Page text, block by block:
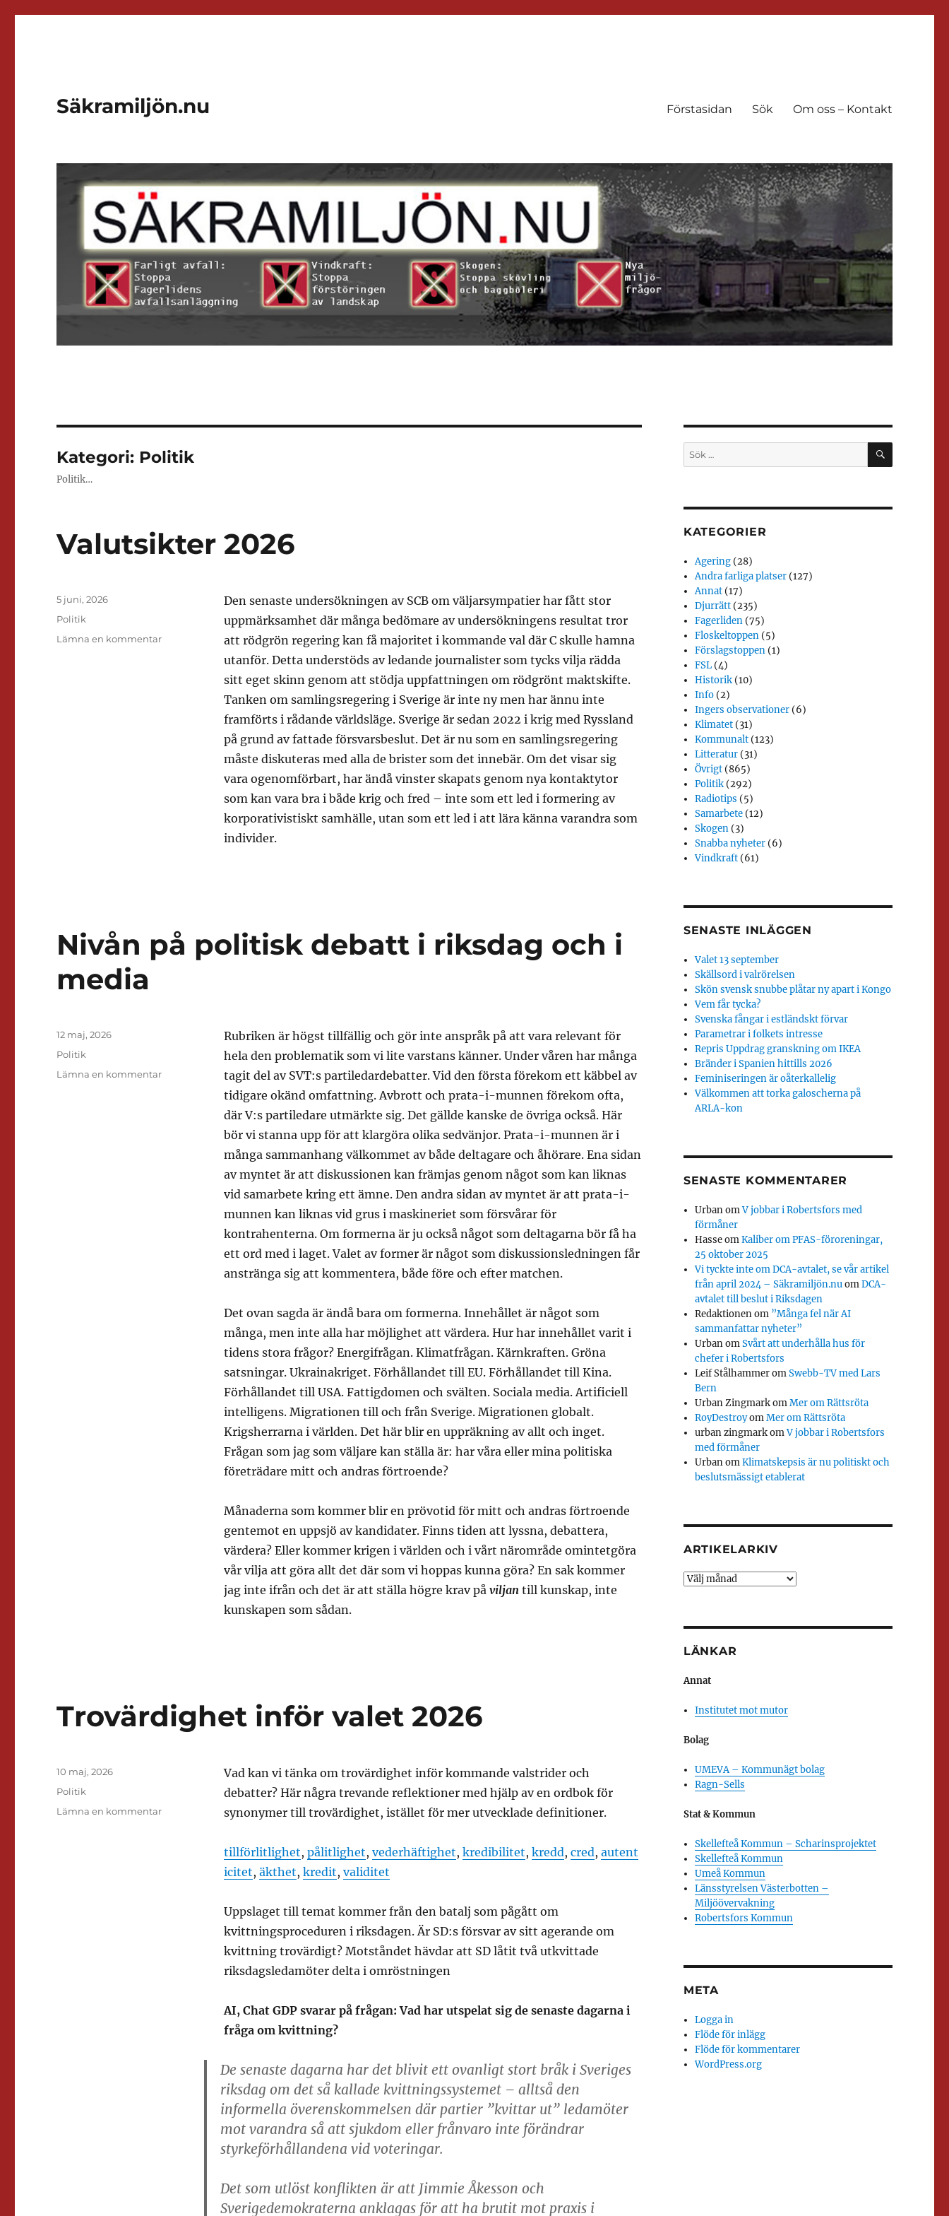
Säkramiljön.nu Förstasidan Sök Om oss – Kontakt
Kategori: Politik
Politik…
Valutsikter 2026
Den senaste undersökningen av SCB om väljarsympatier har fått stor
uppmärksamhet där många bedömare av undersökningens resultat tror
att rödgrön regering kan få majoritet i kommande val där C skulle hamna
utanför. Detta understöds av ledande journalister som tycks vilja rädda
sitt eget skinn genom att stödja uppfattningen om rödgrönt maktskifte.
Tanken om samlingsregering i Sverige är inte ny men har ännu inte
framförts i rådande världsläge. Sverige är sedan 2022 i krig med Ryssland
på grund av fattade försvarsbeslut. Det är nu som en samlingsregering
måste diskuteras med alla de brister som det innebär. Om det visar sig
vara ogenomförbart, har ändå vinster skapats genom nya kontaktytor
som kan vara bra i både krig och fred – inte som ett led i formering av
korporativistiskt samhälle, utan som ett led i att lära känna varandra som
individer.
Publicerat
den
5 juni, 2026
Kategorier
Politik
Lämna en kommentartill
Nivån på politisk debatt i riksdag och i
media
Rubriken är högst tillfällig och gör inte anspråk på att vara relevant för
hela den problematik som vi lite varstans känner. Under våren har många
tagit del av SVT:s partiledardebatter. Vid den första förekom ett käbbel av
tidigare okänd omfattning. Avbrott och prata-i-munnen förekom ofta,
där V:s partiledare utmärkte sig. Det gällde kanske de övriga också. Här
bör vi stanna upp för att klargöra olika sedvänjor. Prata-i-munnen är i
många sammanhang välkommet av både deltagare och åhörare. Ena sidan
av myntet är att diskussionen kan främjas genom något som kan liknas
vid samarbete kring ett ämne. Den andra sidan av myntet är att prata-i-
munnen kan liknas vid grus i maskineriet som försvårar för
kontrahenterna. Om formerna är ju också något som deltagarna bör få ha
ett ord med i laget. Valet av former är något som diskussionsledningen får
anstränga sig att kommentera, både före och efter matchen.
Det ovan sagda är ändå bara om formerna. Innehållet är något som
många, men inte alla har möjlighet att värdera. Hur har innehållet varit i
tidens stora frågor? Energifrågan. Klimatfrågan. Kärnkraften. Gröna
satsningar. Ukrainakriget. Förhållandet till EU. Förhållandet till Kina.
Förhållandet till USA. Fattigdomen och svälten. Sociala media. Artificiell
intelligens. Migrationen till och från Sverige. Migrationen globalt.
Krigsherrarna i världen. Det här blir en uppräkning av allt och inget.
Frågan som jag som väljare kan ställa är: har våra eller mina politiska
företrädare mitt och andras förtroende?
Månaderna som kommer blir en prövotid för mitt och andras förtroende
gentemot en uppsjö av kandidater. Finns tiden att lyssna, debattera,
värdera? Eller kommer krigen i världen och i vårt närområde omintetgöra
vår vilja att göra allt det där som vi hoppas kunna göra? En sak kommer
jag inte ifrån och det är att ställa högre krav på viljantill kunskap, inte
kunskapen som sådan.
Publicerat
den
12 maj, 2026
Kategorier
Politik
Lämna en kommentartill
Trovärdighet inför valet 2026
Vad kan vi tänka om trovärdighet inför kommande valstrider och
debatter? Här några trevande reflektioner med hjälp av en ordbok för
synonymer till trovärdighet, istället för mer utvecklade definitioner.
tillförlitlighet, pålitlighet, vederhäftighet, kredibilitet, kredd, cred, autent
icitet, äkthet, kredit, validitet
Uppslaget till temat kommer från den batalj som pågått om
kvittningsproceduren i riksdagen. Är SD:s försvar av sitt agerande om
kvittning trovärdigt? Motståndet hävdar att SD låtit två utkvittade
riksdagsledamöter delta i omröstningen
AI, Chat GDP svarar på frågan: Vad har utspelat sig de senaste dagarna i
fråga om kvittning?
De senaste dagarna har det blivit ett ovanligt stort bråk i Sveriges
riksdag om det så kallade kvittningssystemet– alltså den
informella överenskommelsen där partier ”kvittar ut” ledamöter
mot varandra så att sjukdom eller frånvaro inte förändrar
styrkeförhållandena vid voteringar.
Det som utlöst konflikten är att Jimmie Åkesson och
Sverigedemokraterna anklagas för att ha brutit mot praxis i
Publicerat
den
10 maj, 2026
Kategorier
Politik
Lämna en kommentartill
Sök
efter:
SÖK
KATEGORIER
Agering (28)
Andra farliga platser (127)
Annat (17)
Djurrätt (235)
Fagerliden (75)
Floskeltoppen (5)
Förslagstoppen (1)
FSL (4)
Historik (10)
Info (2)
Ingers observationer (6)
Klimatet (31)
Kommunalt (123)
Litteratur (31)
Övrigt (865)
Politik (292)
Radiotips (5)
Samarbete (12)
Skogen (3)
Snabba nyheter (6)
Vindkraft (61)
SENASTE INLÄGGEN
Valet 13 september
Skällsord i valrörelsen
Skön svensk snubbe plåtar ny apart i Kongo
Vem får tycka?
Svenska fångar i estländskt förvar
Parametrar i folkets intresse
Repris Uppdrag granskning om IKEA
Bränder i Spanien hittills 2026
Feminiseringen är oåterkallelig
Välkommen att torka galoscherna på
ARLA-kon
SENASTE KOMMENTARER
UrbanomV jobbar i Robertsfors med
förmåner
HasseomKaliber om PFAS-föroreningar,
25 oktober 2025
Vi tyckte inte om DCA-avtalet, se vår artikel
från april 2024 – Säkramiljön.nuomDCA-
avtalet till beslut i Riksdagen
Redaktionenom ”Många fel när AI
sammanfattar nyheter”
UrbanomSvårt att underhålla hus för
chefer i Robertsfors
Leif StålhammeromSwebb-TV med Lars
Bern
Urban ZingmarkomMer om Rättsröta
RoyDestroyomMer om Rättsröta
urban zingmarkomV jobbar i Robertsfors
med förmåner
UrbanomKlimatskepsis är nu politiskt och
beslutsmässigt etablerat
ARTIKELARKIV
Artikelarkiv
LÄNKAR
Annat
Institutet mot mutor
Bolag
UMEVA – Kommunägt bolag
Ragn-Sells
Stat & Kommun
Skellefteå Kommun – Scharinsprojektet
Skellefteå Kommun
Umeå Kommun
Länsstyrelsen Västerbotten –
Miljöövervakning
Robertsfors Kommun
META
Logga in
Flöde för inlägg
Flöde för kommentarer
WordPress.org